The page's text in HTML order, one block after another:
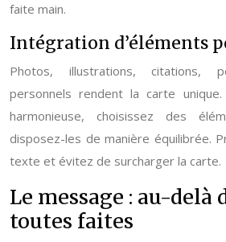
faite main.
Intégration d’éléments
Photos, illustrations, citations,
personnels rendent la carte
harmonieuse, choisissez des
disposez-les de manière équilibrée.
texte et évitez de surcharger la carte.
Le message : au-delà
toutes faites